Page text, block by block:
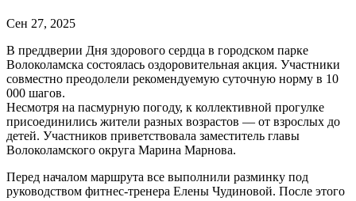
Сен 27, 2025
В преддверии Дня здорового сердца в городском парке
Волоколамска состоялась оздоровительная акция. Участники
совместно преодолели рекомендуемую суточную норму в 10
000 шагов.
Несмотря на пасмурную погоду, к коллективной прогулке
присоединились жители разных возрастов — от взрослых до
детей. Участников приветствовала заместитель главы
Волоколамского округа Марина Марнова.
Перед началом маршрута все выполнили разминку под
руководством фитнес-тренера Елены Чудиновой. После этого